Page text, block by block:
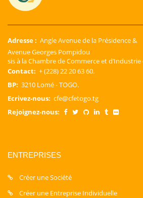
Adresse : Angle Avenue de la Présidence &
Avenue Georges Pompidou
sis à la Chambre de Commerce et d’Industrie
Contact: + (228) 22 20 63 60.
BP: 3210 Lomé - TOGO.
Ecrivez-nous: cfe@cfetogo.tg
Rejoignez-nous:
ENTREPRISES
Créer une Société
Créer une Entreprise Individuelle